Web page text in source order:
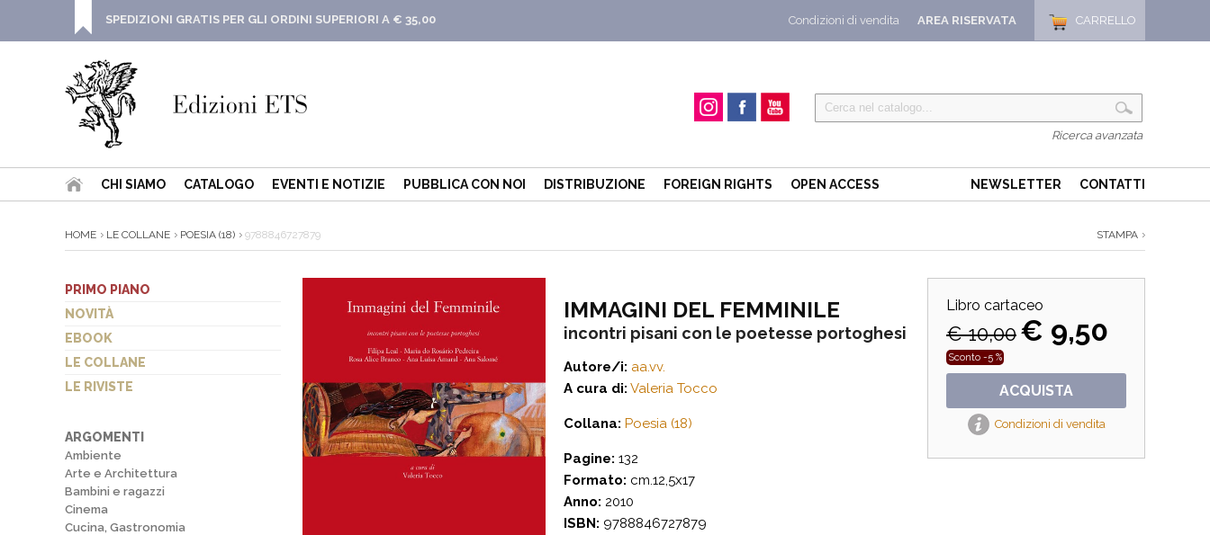
CARRELLO
AREA RISERVATA
Condizioni di vendita
SPEDIZIONI GRATIS PER GLI ORDINI SUPERIORI A € 35,00
Ricerca avanzata
CHI SIAMO CATALOGO EVENTI E NOTIZIE PUBBLICA CON NOI DISTRIBUZIONE FOREIGN RIGHTS OPEN ACCESS NEWSLETTER CONTATTI
HOME LE COLLANE POESIA (18) 9788846727879 STAMPA
PRIMO PIANO
NOVITÀ
EBOOK
LE COLLANE
LE RIVISTE
ARGOMENTI
Ambiente
Arte e Architettura
Bambini e ragazzi
Cinema
Cucina, Gastronomia
Libro cartaceo
€ 10,00€ 9,50
Sconto -5 %
ACQUISTA
Condizioni di vendita
IMMAGINI DEL FEMMINILE
incontri pisani con le poetesse portoghesi
Autore/i: aa.vv.
A cura di: Valeria Tocco
Collana: Poesia (18)
Pagine: 132
Formato: cm.12,5x17
Anno: 2010
ISBN: 9788846727879